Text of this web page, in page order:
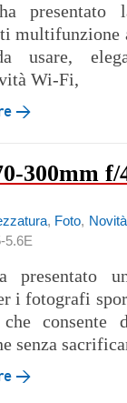
multifunzione
usare,
Wi-Fi,
→
300mm f/
, Foto, Novità
5.6E
presentato
i fotografi
consente
senza
→